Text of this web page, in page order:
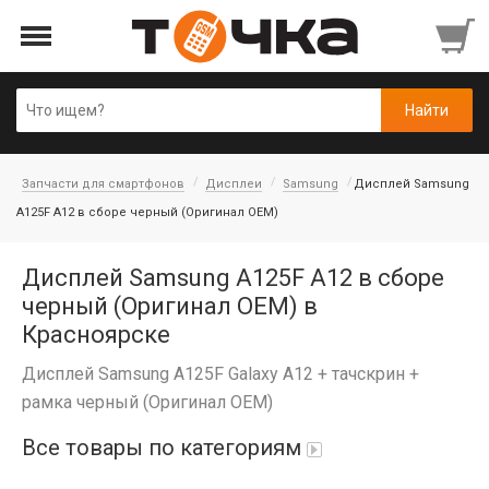
Запчасти для смартфонов Дисплеи Samsung
Дисплей Samsung
A125F A12 в сборе черный (Оригинал OEM)
Дисплей Samsung A125F A12 в сборе
черный (Оригинал OEM) в
Красноярске
Дисплей Samsung A125F Galaxy A12 + тачскрин +
рамка черный (Оригинал OEM)
Все товары по категориям